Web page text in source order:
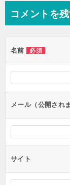
ビ
ー
シ
ン
コメントを
名前 必須
メール（公開され
サイト